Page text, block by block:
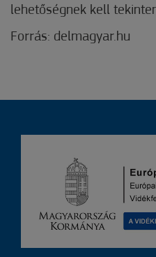
lehetőségnek kell
Forrás: delmagyar.hu